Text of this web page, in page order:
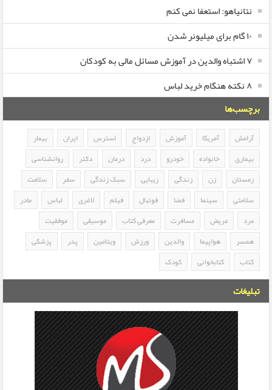
نتانیاهو: استعفا نمی کنم
۱۰ گام برای میلیونر شدن
۷ اشتباه والدین در آموزش مسائل مالی به کودکان
۸ نکته هنگام خرید لباس
برچسب‌ها
آرامش آمریکا آموزش ازدواج استرس ایران
بیمار
بیماری
خانواده خودرو درد درمان دکتر
روانشناسی
زمستان
زن زندگی زیبایی سبک زندگی سفر
سلامت
سلامتی
سینما فضا فوتبال فیلم لاغری لباس
مادر
مرد
مریض مسافرت معرفی کتاب موسیقی
موفقیت
همسر
هواپیما والدین ورزش ویتامین پدر
پزشکی
کتاب
کتابخوانی کودک
تبلیغات